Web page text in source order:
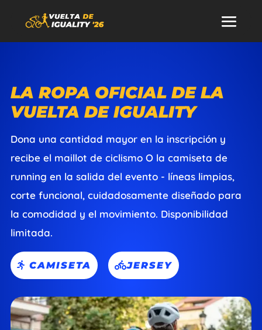
LA ROPA OFICIAL DE LA
VUELTA DE IGUALITY
Dona una cantidad mayor en la inscripción y
recibe el maillot de ciclismo O la camiseta de
running en la salida del evento - líneas limpias,
corte funcional, cuidadosamente diseñado para
la comodidad y el movimiento. Disponibilidad
limitada.
CAMISETA JERSEY